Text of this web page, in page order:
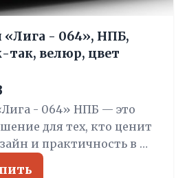
- 064», НПБ,
велюр, цвет
- 064» НПБ — это
для тех, кто ценит
и практичность в …